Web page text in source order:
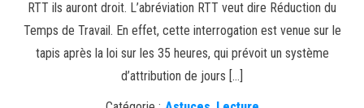
RTT ils auront droit. L’abréviation RTT veut dire Réduction du
Temps de Travail. En effet, cette interrogation est venue sur le
tapis après la loi sur les 35 heures, qui prévoit un système
d’attribution de jours […]